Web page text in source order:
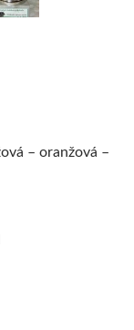
– oranžová –